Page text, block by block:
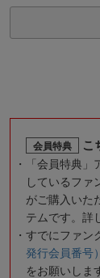
会員特典 こ
「会員特典
しているファ
がご購入いた
テムです。詳
すでにファン
発行会員番号
をお願いしま